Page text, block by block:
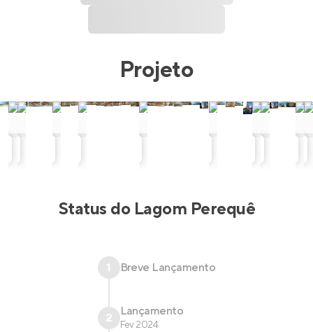
Projeto
Status do Lagom Perequê
1 Breve Lançamento
2 Lançamento
Fev 2024